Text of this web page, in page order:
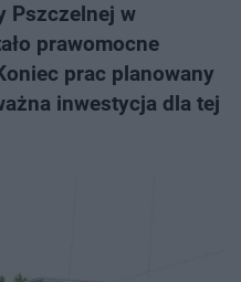
Pszczelnej w
prawomocne
prac planowany
inwestycja dla tej